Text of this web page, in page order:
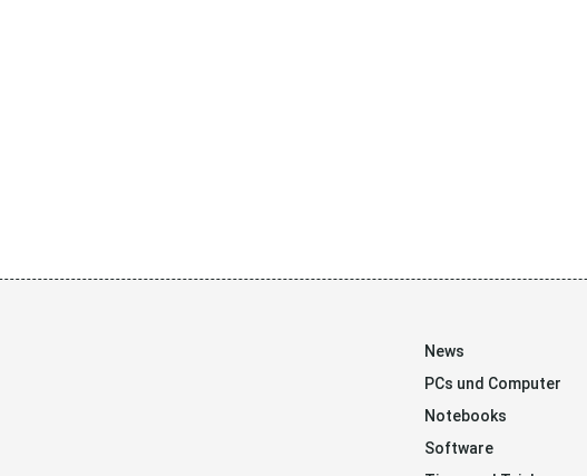
News
PCs und Computer
Notebooks
Software